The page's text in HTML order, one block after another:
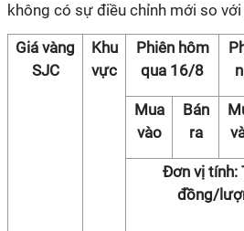
không có sự điều chỉnh mới so
Giá vàng
SJC
Khu
vực
Phiên hôm
qua 16/8
Mua
vào
Bán
ra
Đơn vị tính:
đồng/